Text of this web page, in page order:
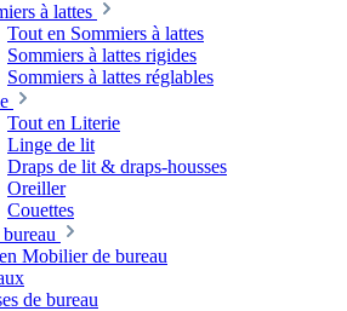
à lattes
Tout en Sommiers à lattes
Sommiers à lattes rigides
Sommiers à lattes réglables
Tout en Literie
Linge de lit
Draps de lit & draps-housses
Oreiller
Couettes
Mobilier de bureau
de bureau